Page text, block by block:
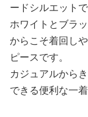
ードシルエット
ホワイトとブラ
からこそ着回し
ピースです。
カジュアルから
できる便利な一